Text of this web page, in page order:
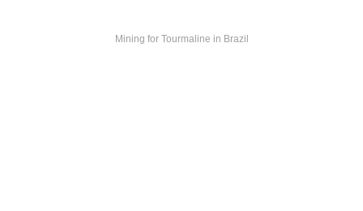
MINING FOR TOURMALINE IN BRAZIL
Mining for Tourmaline in Brazil